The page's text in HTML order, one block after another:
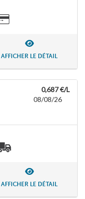
AFFICHER LE DÉTAIL
0,687 €/L
08/08/26
AFFICHER LE DÉTAIL